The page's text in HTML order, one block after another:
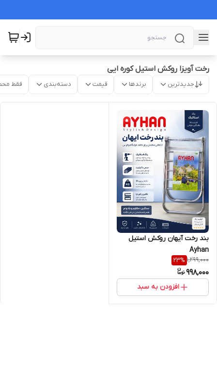
رخت آویزا روکش استیل کوره ایی
جدیدترین برندها قیمت دسته‌بندی فقط
بند رخت آیهان روکش استیل
Ayhan
1,299,000
23%
998,000
افزودن به سبد